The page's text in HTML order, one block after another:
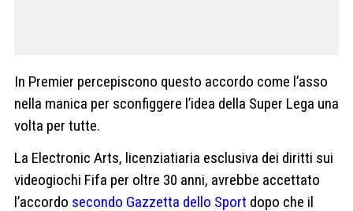
In Premier percepiscono questo accordo come l’asso
nella manica per sconfiggere l’idea della Super Lega una
volta per tutte.
La Electronic Arts, licenziatiaria esclusiva dei diritti sui
videogiochi Fifa per oltre 30 anni, avrebbe accettato
l’accordo secondo Gazzetta dello Sport dopo che il